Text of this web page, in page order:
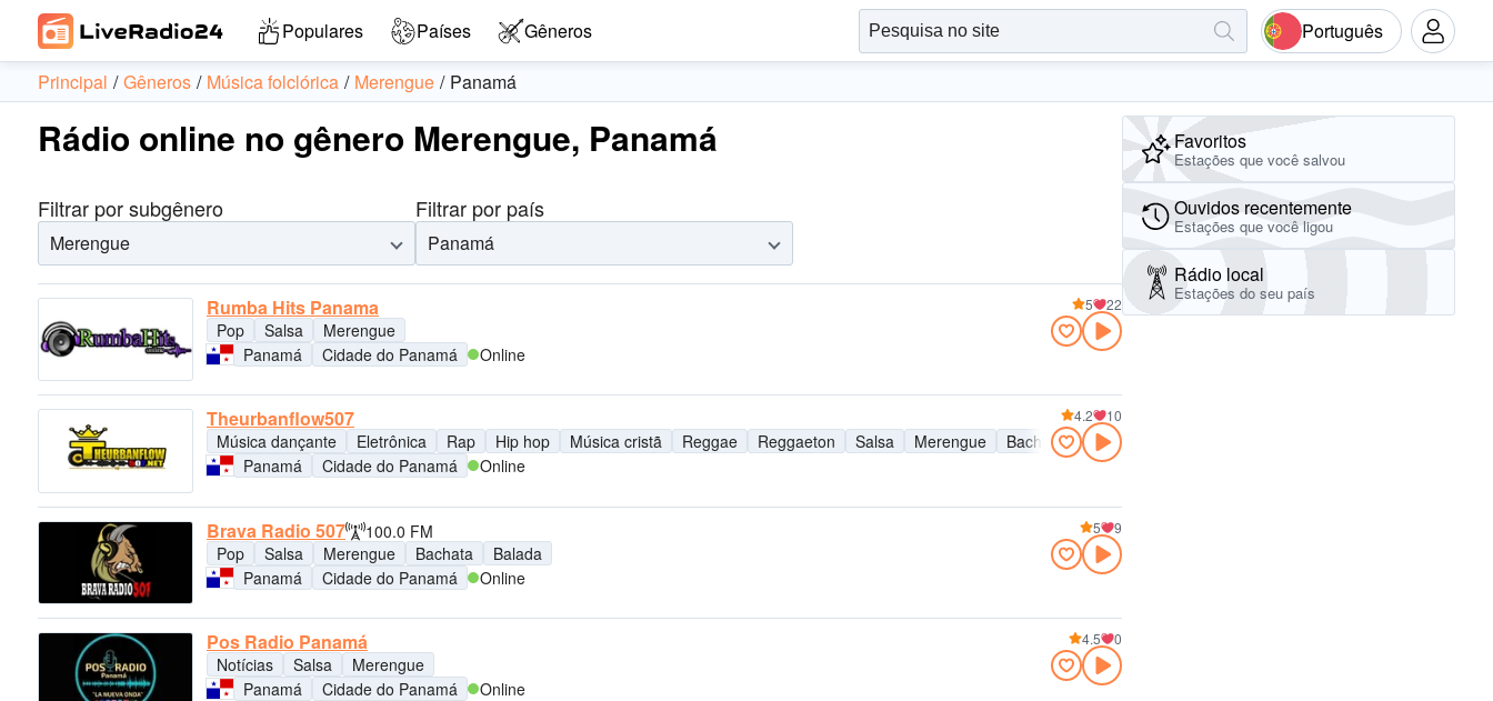
Populares Países Gêneros Português
Principal Gêneros Música folclórica Merengue Panamá
Rádio online no gênero Merengue, Panamá
Filtrar por subgênero
Merengue
Filtrar por país
Panamá
Rumba Hits Panama
Pop Salsa
Merengue
Panamá
Cidade do Panamá Online
5 22
Theurbanflow507
Música dançante Eletrônica Rap Hip hop Música cristã Reggae Reggaeton Salsa Merengue
Bachata
Panamá
Cidade do Panamá Online
4.2 10
Brava Radio 507
100.0 FM
Pop
Salsa Merengue Bachata
Balada
Panamá
Cidade do Panamá Online
5 9
Pos Radio Panamá
Notícias Salsa
Merengue
Panamá
Cidade do Panamá Online
4.5 0
Favoritos
Estações que você salvou
Ouvidos recentemente
Estações que você ligou
Rádio local
Estações do seu país